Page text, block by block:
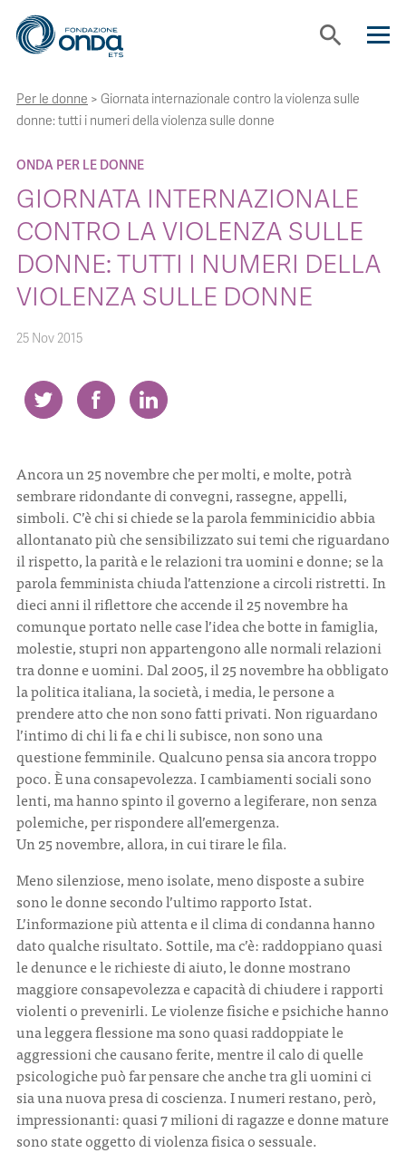
search
CHI SIAMO
CON CHI LAVORIAMO
STRUMENTI
BOLLINI
NEWS
ITA ENG
Per le donne > Giornata internazionale contro la violenza sulle
donne: tutti i numeri della violenza sulle donne
ONDA PER LE DONNE
GIORNATA INTERNAZIONALE
CONTRO LA VIOLENZA SULLE
DONNE: TUTTI I NUMERI DELLA
VIOLENZA SULLE DONNE
25 Nov 2015
Ancora un 25 novembre che per molti, e molte, potrà
sembrare ridondante di convegni, rassegne, appelli,
simboli. C’è chi si chiede se la parola femminicidio abbia
allontanato più che sensibilizzato sui temi che riguardano
il rispetto, la parità e le relazioni tra uomini e donne; se la
parola femminista chiuda l’attenzione a circoli ristretti. In
dieci anni il riflettore che accende il 25 novembre ha
comunque portato nelle case l’idea che botte in famiglia,
molestie, stupri non appartengono alle normali relazioni
tra donne e uomini. Dal 2005, il 25 novembre ha obbligato
la politica italiana, la società, i media, le persone a
prendere atto che non sono fatti privati. Non riguardano
l’intimo di chi li fa e chi li subisce, non sono una
questione femminile. Qualcuno pensa sia ancora troppo
poco. È una consapevolezza. I cambiamenti sociali sono
lenti, ma hanno spinto il governo a legiferare, non senza
polemiche, per rispondere all’emergenza.
Un 25 novembre, allora, in cui tirare le fila.
Meno silenziose, meno isolate, meno disposte a subire
sono le donne secondo l’ultimo rapporto Istat.
L’informazione più attenta e il clima di condanna hanno
dato qualche risultato. Sottile, ma c’è: raddoppiano quasi
le denunce e le richieste di aiuto, le donne mostrano
maggiore consapevolezza e capacità di chiudere i rapporti
violenti o prevenirli. Le violenze fisiche e psichiche hanno
una leggera flessione ma sono quasi raddoppiate le
aggressioni che causano ferite, mentre il calo di quelle
psicologiche può far pensare che anche tra gli uomini ci
sia una nuova presa di coscienza. I numeri restano, però,
impressionanti: quasi 7 milioni di ragazze e donne mature
sono state oggetto di violenza fisica o sessuale.